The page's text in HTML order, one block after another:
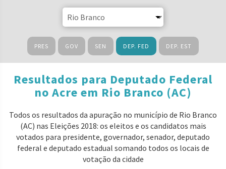
PRES GOV SEN DEP. FED DEP. EST
Resultados para Deputado Federal
no Acre em Rio Branco (AC)
Todos os resultados da apuração no município de Rio Branco
(AC) nas Eleições 2018: os eleitos e os candidatos mais
votados para presidente, governador, senador, deputado
federal e deputado estadual somando todos os locais de
votação da cidade